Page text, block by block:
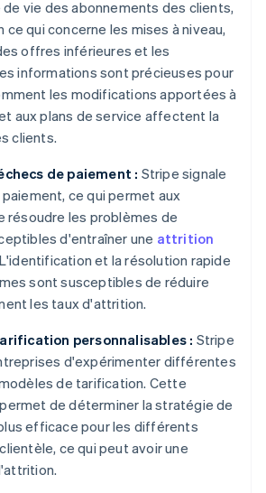
vie des abonnements des clients,
qui concerne les mises à niveau,
offres inférieures et les
informations sont précieuses pour
les modifications apportées à
aux plans de service affectent la
clients.
de paiement : Stripe signale
ce qui permet aux
résoudre les problèmes de
d'entraîner une attrition
et la résolution rapide
sont susceptibles de réduire
les taux d'attrition.
personnalisables : Stripe
d'expérimenter différentes
de tarification. Cette
de déterminer la stratégie de
efficace pour les différents
ce qui peut avoir une